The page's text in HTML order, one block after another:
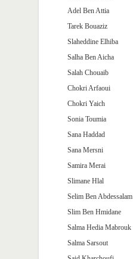
Adel Ben Attia
Tarek Bouaziz
Slaheddine Elhiba
Salha Ben Aicha
Salah Chouaib
Chokri Arfaoui
Chokri Yaich
Sonia Toumia
Sana Haddad
Sana Mersni
Samira Merai
Slimane Hlal
Selim Ben Abdessalam
Slim Ben Hmidane
Salma Hedia Mabrouk
Salma Sarsout